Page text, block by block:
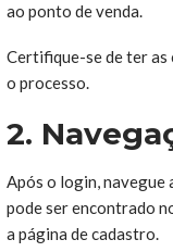
ao ponto de venda.
Certifique-se de ter
o processo.
2.
Após o login, navegue
pode ser encontrado
a página de cadastro.